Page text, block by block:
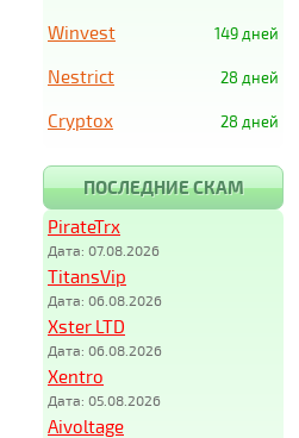
149 дней
Winvest
28 дней
Nestrict
28 дней
Cryptox
ПОСЛЕДНИЕ СКАМ
PirateTrx
Дата: 07.08.2026
TitansVip
Дата: 06.08.2026
Xster LTD
Дата: 06.08.2026
Xentro
Дата: 05.08.2026
Aivoltage